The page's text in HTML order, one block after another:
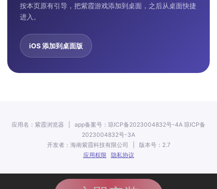
按本页原有引导，把紫霞游戏添加到桌面，之后从桌面快捷
进入。
iOS 添加到桌面版
应用名：紫霞浏览器 | app备案号：琼ICP备2023004832号-4A 琼ICP备
2023004832号-3A
开发者：海南紫霞科技有限公司 | 版本号：2.7
应用权限
隐私协议